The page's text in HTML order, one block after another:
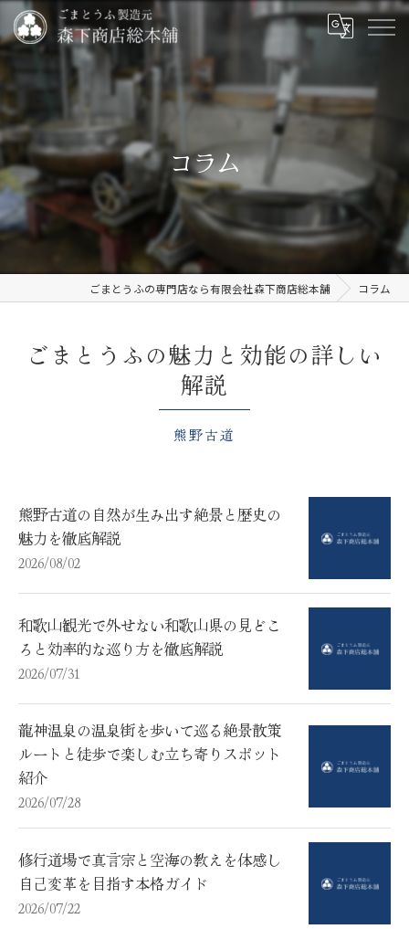
コラム
ごまとうふの専門店なら有限会社森下商店総本舗 コラム
ごまとうふの魅力と効能の詳しい
解説
熊野古道
熊野古道の自然が生み出す絶景と歴史の
魅力を徹底解説
2026/08/02
和歌山観光で外せない和歌山県の見どこ
ろと効率的な巡り方を徹底解説
2026/07/31
龍神温泉の温泉街を歩いて巡る絶景散策
ルートと徒歩で楽しむ立ち寄りスポット
紹介
2026/07/28
修行道場で真言宗と空海の教えを体感し
自己変革を目指す本格ガイド
2026/07/22